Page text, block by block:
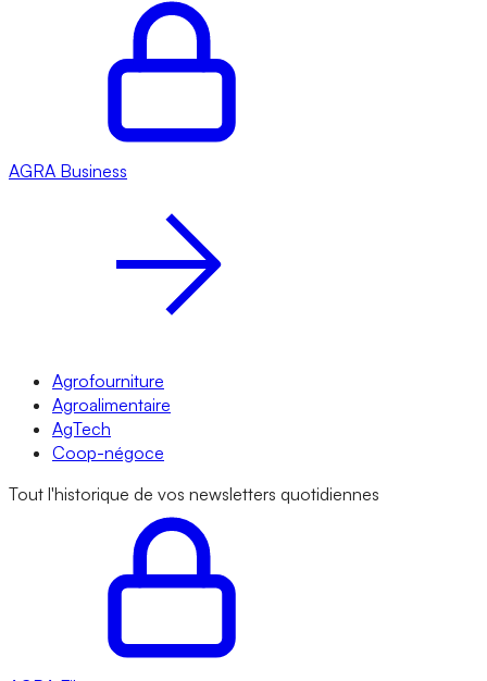
AGRA Business
Agrofourniture
Agroalimentaire
AgTech
Coop-négoce
Tout l'historique de vos newsletters quotidiennes